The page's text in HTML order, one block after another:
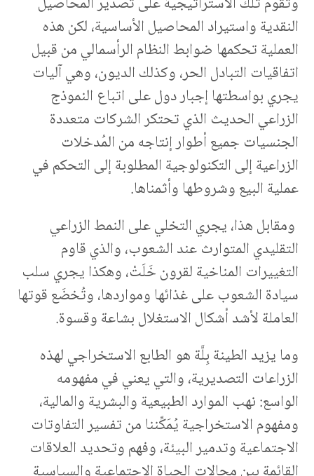
النقدية واستيراد المحاصيل الأساسية، لكن هذه
العملية تحكمها ضوابط النظام الرأسمالي من قبيل
اتفاقيات التبادل الحر، وكذلك الديون، وهي آليات
يجري بواسطتها إجبار دول على اتباع النموذج
الزراعي الحديث الذي تحتكر الشركات متعددة
الجنسيات جميع أطوار إنتاجه من المُدخلات
الزراعية إلى التكنولوجية المطلوبة إلى التحكم في
عملية البيع وشروطها وأثمناها.
ومقابل هذا، يجري التخلي على النمط الزراعي
التقليدي المتوارث عند الشعوب، والذي قاوم
التغييرات المناخية لقرون خَلَتْ، وهكذا يجري سلب
سيادة الشعوب على غذائها ومواردها، وتُخضَع قوتها
العاملة لأشد أشكال الاستغلال بشاعة وقسوة.
وما يزيد الطينة بِلَّة هو الطابع الاستخراجي لهذه
الزراعات التصديرية، والتي يعني في مفهومه
الواسع: نهب الموارد الطبيعية والبشرية والمالية،
ومفهوم الاستخراجية يُمَكِّننا من تفسير التفاوتات
الاجتماعية وتدمير البيئة، وفهم وتحديد العلاقات